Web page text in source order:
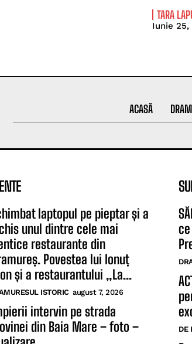
TARA
Iunie 25,
ACASĂ
laptopul pe pieptar și a
unul dintre cele mai
restaurante din
Povestea lui Ionuț
și a restaurantului „La...
ISTORIC august 7, 2026
intervin pe strada
din Baia Mare – foto –
DE